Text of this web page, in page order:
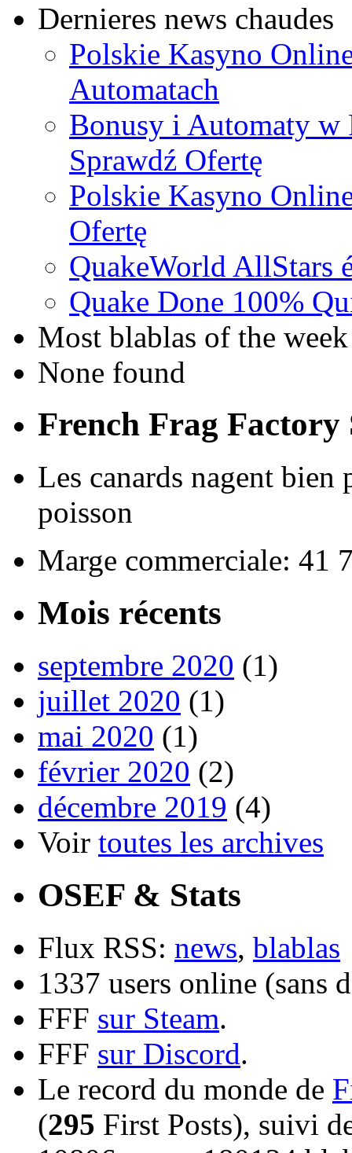
Dernieres news chaudes
Polskie Kasyno
Automatach
Bonusy i Automaty w
Sprawdź Ofertę
Polskie Kasyno
Ofertę
QuakeWorld AllStars
Quake Done 100%
Most blablas of the week
None found
French Frag Factory
Les canards nagent bien
poisson
Marge commerciale: 41
Mois récents
septembre 2020 (1)
juillet 2020 (1)
mai 2020 (1)
février 2020 (2)
décembre 2019 (4)
Voir toutes les archives
OSEF & Stats
Flux RSS: news, blablas
1337 users online (sans
FFF sur Steam.
FFF sur Discord.
Le record du monde de
(295 First Posts), suivi